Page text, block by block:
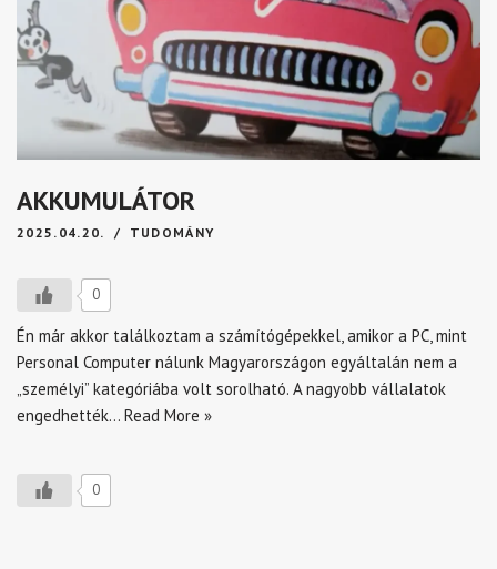
AKKUMULÁTOR
2025.04.20. TUDOMÁNY
0
Én már akkor találkoztam a számítógépekkel, amikor a PC, mint
Personal Computer nálunk Magyarországon egyáltalán nem a
„személyi” kategóriába volt sorolható. A nagyobb vállalatok
engedhették… Read More »
0